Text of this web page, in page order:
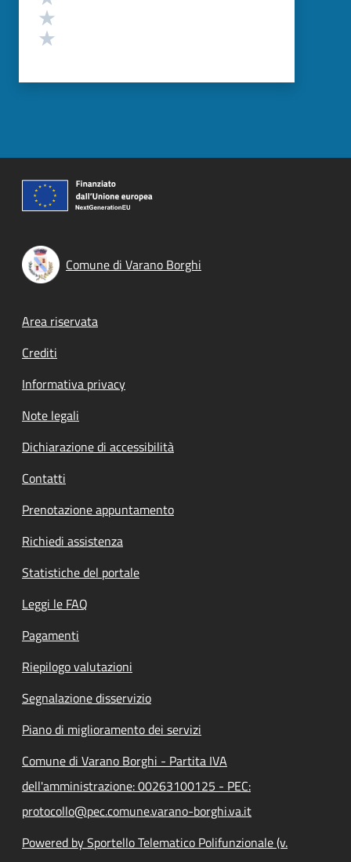
Comune di Varano Borghi
Footer menu
Area riservata
Crediti
Informativa privacy
Note legali
Dichiarazione di accessibilità
Contatti
Prenotazione appuntamento
Richiedi assistenza
Statistiche del portale
Leggi le FAQ
Pagamenti
Riepilogo valutazioni
Segnalazione disservizio
Piano di miglioramento dei servizi
Comune di Varano Borghi - Partita IVA
dell'amministrazione: 00263100125 - PEC:
protocollo@pec.comune.varano-borghi.va.it
Powered by Sportello Telematico Polifunzionale (v.